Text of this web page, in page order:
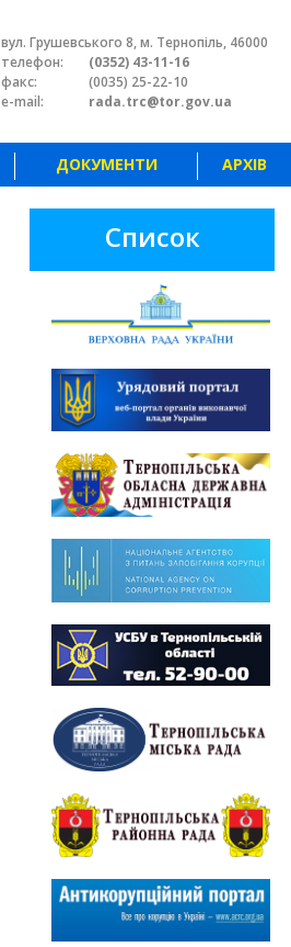
вул. Грушевського 8, м. Тернопіль, 46000
телефон:
(0352) 43-11-16
факс:
(0035) 25-22-10
e-mail:
rada.trc@tor.gov.ua
ДОКУМЕНТИ АРХІВ
Список